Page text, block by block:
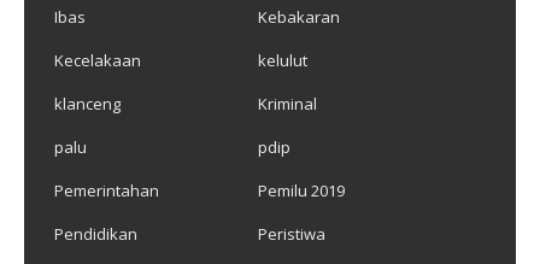
Ibas
Kebakaran
Kecelakaan
kelulut
klanceng
Kriminal
palu
pdip
Pemerintahan
Pemilu 2019
Pendidikan
Peristiwa